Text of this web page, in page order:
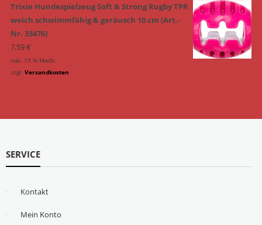
Trixie Hundespielzeug Soft & Strong Rugby TPR
weich schwimmfähig & geräusch 10 cm (Art.-
Nr. 33476)
7,59€
inkl. 19 % MwSt.
zzgl. Versandkosten
SERVICE
Kontakt
Mein Konto